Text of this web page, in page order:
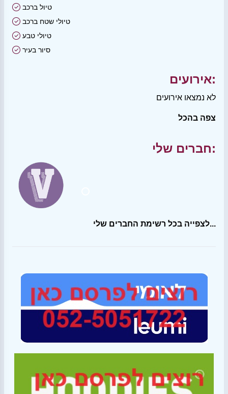
טיול ברכב
טיולי שטח ברכב
טיולי טבע
סיור בעיר
אירועים:
לא נמצאו אירועים
צפה בהכל
חברים שלי:
לצפייה בכל רשימת החברים שלי...